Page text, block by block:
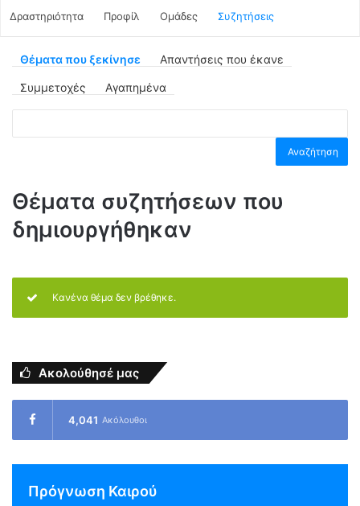
Δραστηριότητα Προφίλ Ομάδες Συζητήσεις
Θέματα που ξεκίνησε Απαντήσεις που έκανε
Συμμετοχές Αγαπημένα
Θέματα συζητήσεων που
δημιουργήθηκαν
Κανένα θέμα δεν βρέθηκε.
Ακολούθησέ μας
4,041 Ακόλουθοι
Πρόγνωση Καιρού